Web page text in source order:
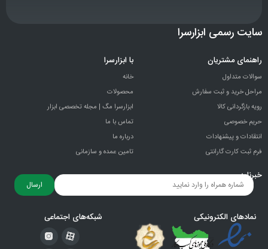
سایت رسمی ابزارسرا
راهنمای مشتریان
سوالات متداول
مراحل خرید و ثبت سفارش
رویه بازگردانی کالا
حریم خصوصی
انتقادات و پيشنهادات
فرم ثبت کارت گارانتی
با ابزارسرا
خانه
محصولات
ابزارسرا مگ | مجله تخصصی ابزار
تماس با ما
درباره ما
تامین عمده و سازمانی
خبرنامه
ارسال
نمادهای الکترونیکی شبکه‌های اجتماعی